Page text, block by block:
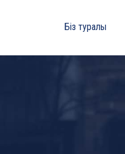
Біз туралы